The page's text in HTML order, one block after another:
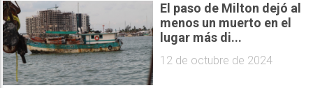
El paso de Milton dejó al
menos un muerto en el
lugar más di...
12 de octubre de 2024